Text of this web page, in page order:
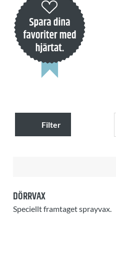
Filter
DÖRRVAX
Speciellt framtaget sprayvax.